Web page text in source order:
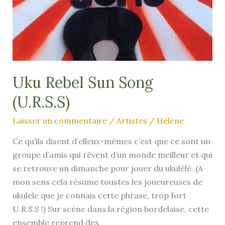
Uku Rebel Sun Song
(U.R.S.S)
Laisser un commentaire / Artistes / Hélène
Ce qu’ils disent d’elleux-mêmes c’est que ce sont un
groupe d’amis qui rêvent d’un monde meilleur et qui
se retrouve un dimanche pour jouer du ukulélé. (A
mon sens cela résume toustes les joueureuses de
ukulele que je connais cette phrase, trop fort
U.R.S.S !) Sur scène dans la région bordelaise, cette
ensemble reprend des